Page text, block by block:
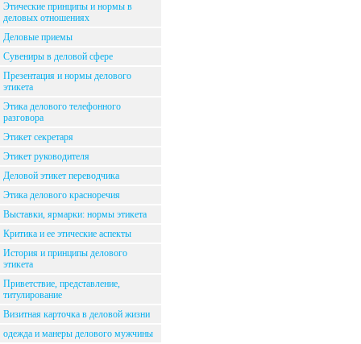
Этические принципы и нормы в
деловых отношениях
Деловые приемы
Сувениры в деловой сфере
Презентация и нормы делового
этикета
Этика делового телефонного
разговора
Этикет секретаря
Этикет руководителя
Деловой этикет переводчика
Этика делового красноречия
Выставки, ярмарки: нормы этикета
Критика и ее этические аспекты
История и принципы делового
этикета
Приветствие, представление,
титулирование
Визитная карточка в деловой жизни
одежда и манеры делового мужчины